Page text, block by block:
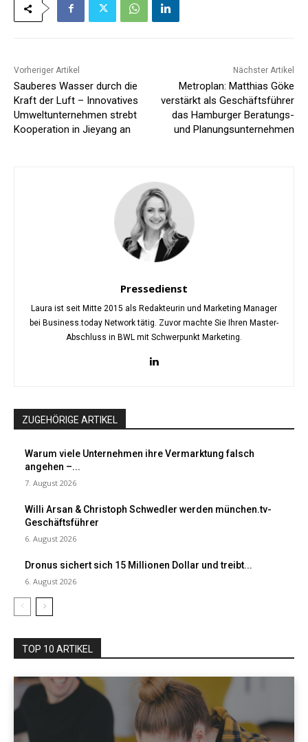
Vorheriger Artikel
Sauberes Wasser durch die
Kraft der Luft – Innovatives
Umweltunternehmen strebt
Kooperation in Jieyang an
Nächster Artikel
Metroplan: Matthias Göke
verstärkt als Geschäftsführer
das Hamburger Beratungs-
und Planungsunternehmen
Pressedienst
Laura ist seit Mitte 2015 als Redakteurin und Marketing Manager
bei Business.today Network tätig. Zuvor machte Sie Ihren Master-
Abschluss in BWL mit Schwerpunkt Marketing.
ZUGEHÖRIGE ARTIKEL
Warum viele Unternehmen ihre Vermarktung falsch
angehen –...
7. August 2026
Willi Arsan & Christoph Schwedler werden münchen.tv-
Geschäftsführer
6. August 2026
Dronus sichert sich 15 Millionen Dollar und treibt...
6. August 2026
TOP 10 ARTIKEL